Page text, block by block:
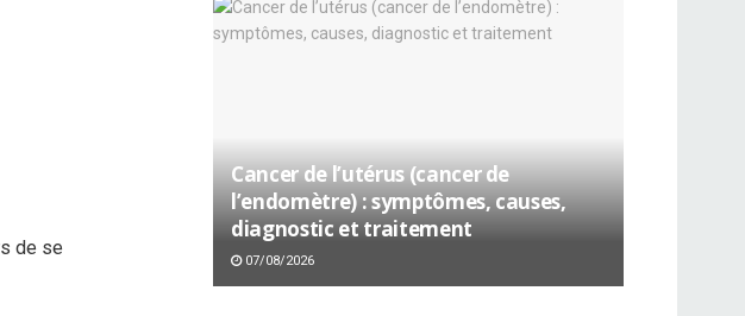
de se
Cancer de l’utérus (cancer de
l’endomètre) : symptômes, causes,
diagnostic et traitement
07/08/2026